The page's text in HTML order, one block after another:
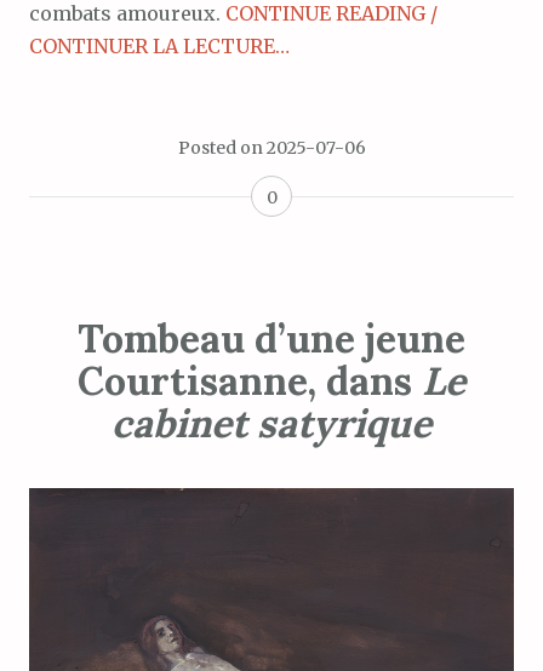
combats amoureux. CONTINUE READING /
CONTINUER LA LECTURE…
Posted on2025-07-06
0
Tombeau d’une jeune
Courtisanne, dans Le
cabinet satyrique